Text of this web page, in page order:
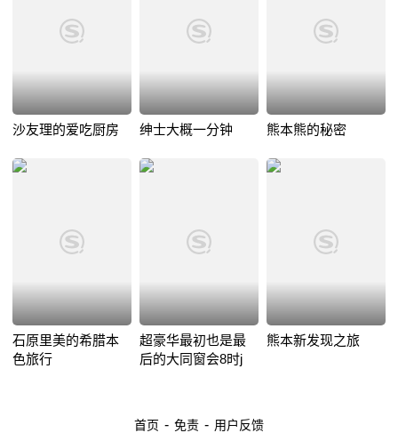
沙友理的爱吃厨房 绅士大概一分钟 熊本熊的秘密
石原里美的希腊本
色旅行
超豪华最初也是最
后的大同窗会8时j
熊本新发现之旅
首页 - 免责 - 用户反馈